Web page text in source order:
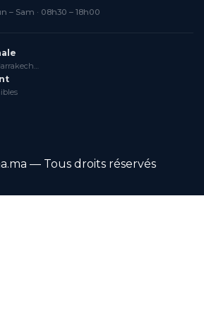
– Sam · 08h30 – 18h00
— Tous droits réservés